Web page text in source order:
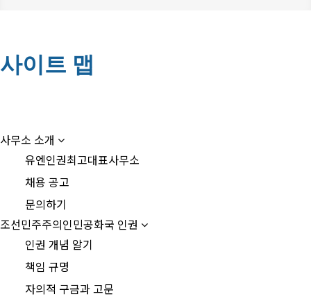
경
사이트 맵
사
글
사무소 소개
유엔인권최고대표사무소
채용 공고
문의하기
조선민주주의인민공화국 인권
인권 개념 알기
책임 규명
자의적 구금과 고문